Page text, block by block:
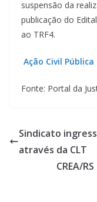
suspensão da
publicação do
ao TRF4.
Ação Civil Pública
Fonte: Portal da
Sindicato
através da CLT
CREA/